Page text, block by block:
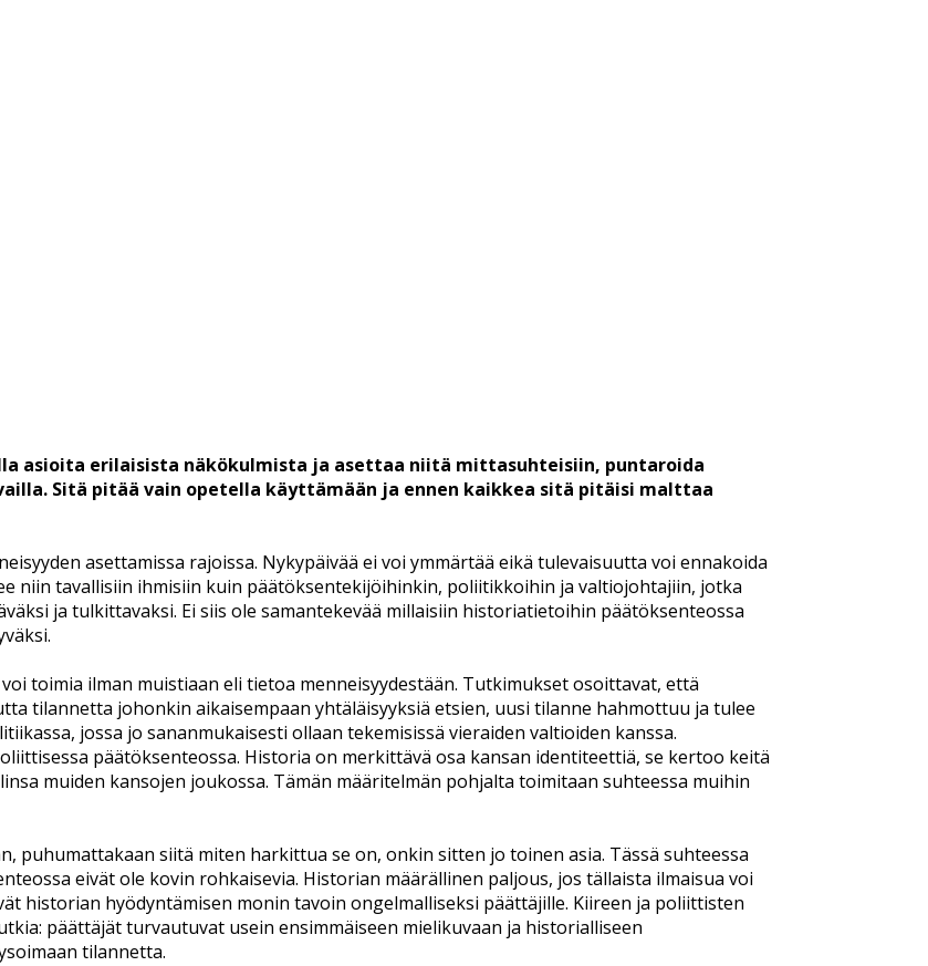
asioita erilaisista näkökulmista ja asettaa niitä mittasuhteisiin, puntaroida
Sitä pitää vain opetella käyttämään ja ennen kaikkea sitä pitäisi malttaa
asettamissa rajoissa. Nykypäivää ei voi ymmärtää eikä tulevaisuutta voi ennakoida
niin tavallisiin ihmisiin kuin päätöksentekijöihinkin, poliitikkoihin ja valtiojohtajiin, jotka
ja tulkittavaksi. Ei siis ole samantekevää millaisiin historiatietoihin päätöksenteossa
toimia ilman muistiaan eli tietoa menneisyydestään. Tutkimukset osoittavat, että
tilannetta johonkin aikaisempaan yhtäläisyyksiä etsien, uusi tilanne hahmottuu ja tulee
jossa jo sananmukaisesti ollaan tekemisissä vieraiden valtioiden kanssa.
päätöksenteossa. Historia on merkittävä osa kansan identiteettiä, se kertoo keitä
muiden kansojen joukossa. Tämän määritelmän pohjalta toimitaan suhteessa muihin
puhumattakaan siitä miten harkittua se on, onkin sitten jo toinen asia. Tässä suhteessa
eivät ole kovin rohkaisevia. Historian määrällinen paljous, jos tällaista ilmaisua voi
historian hyödyntämisen monin tavoin ongelmalliseksi päättäjille. Kiireen ja poliittisten
päättäjät turvautuvat usein ensimmäiseen mielikuvaan ja historialliseen
tilannetta.